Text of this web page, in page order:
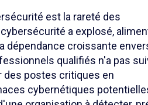
est la rareté des
a explosé,
dépendance croissante
qualifiés n'a pas
des postes critiques en
cybernétiques